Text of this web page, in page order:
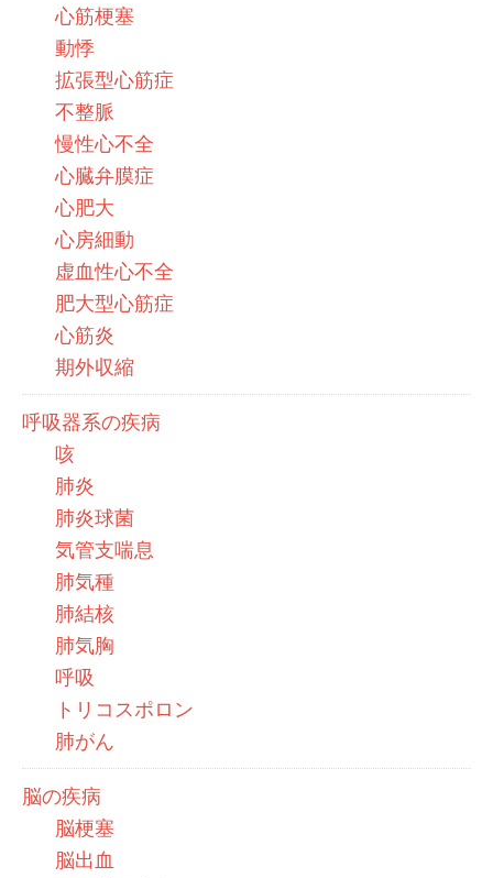
心筋梗塞
動悸
拡張型心筋症
不整脈
慢性心不全
心臓弁膜症
心肥大
心房細動
虚血性心不全
肥大型心筋症
心筋炎
期外収縮
呼吸器系の疾病
咳
肺炎
肺炎球菌
気管支喘息
肺気種
肺結核
肺気胸
呼吸
トリコスポロン
肺がん
脳の疾病
脳梗塞
脳出血